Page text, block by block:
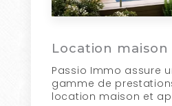
Location maison
Passio Immo assure
gamme de
location maison et